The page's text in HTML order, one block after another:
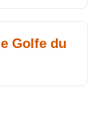
Golfe du